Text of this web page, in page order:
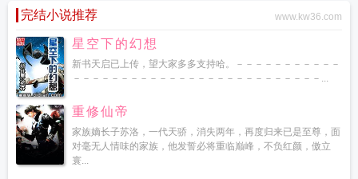
叫容离和夏侯襄容离夏侯襄新月过月
完结小说推荐 www.kw36.com
星空下的幻想
新书天启已上传，望大家多多支持哈。－－－－－－－－－－－
－－－－－－－－－－－－－－－－－－－－－－－－－－...
重修仙帝
家族嫡长子苏洛，一代天骄，消失两年，再度归来已是至尊，面
对毫无人情味的家族，他发誓必将重临巅峰，不负红颜，傲立
寰...